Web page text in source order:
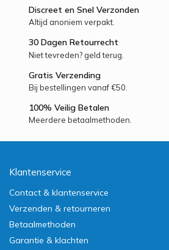
Discreet en Snel Verzonden
Altijd anoniem verpakt.
30 Dagen Retourrecht
Niet tevreden? geld terug.
Gratis Verzending
Bij bestellingen vanaf €50.
100% Veilig Betalen
Meerdere betaalmethoden.
Klantenservice
Contact & klantenservice
Verzenden & retourneren
Betaalmethoden
Garantie & klachten